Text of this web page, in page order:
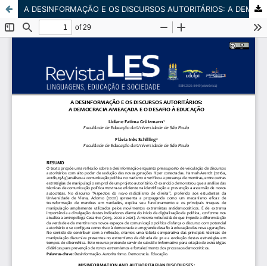
A DESINFORMAÇÃO E OS DISCURSOS AUTORITÁRIOS: A DEMOCRACIA AMEAÇADA E O DESAFIO À EDUCAÇÃO